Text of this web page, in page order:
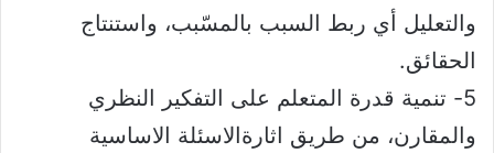
والتعليل أي ربط السبب بالمسّبب، واستنتاج
الحقائق.
5- تنمية قدرة المتعلم على التفكير النظري
والمقارن، من طريق اثارةالاسئلة الاساسية